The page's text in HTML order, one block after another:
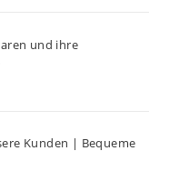
und ihre
Kunden | Bequeme